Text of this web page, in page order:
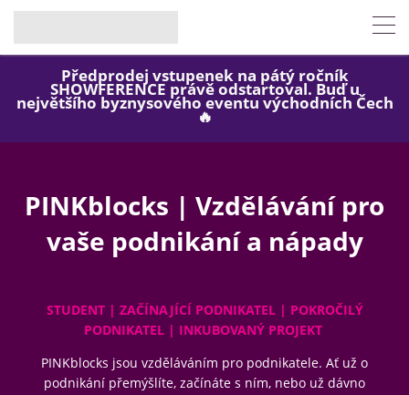
Předprodej vstupenek na pátý ročník
SHOWFERENCE právě odstartoval. Buď u
největšího byznysového eventu východních Čech
🔥
PINKblocks | Vzdělávání pro
vaše podnikání a nápady
STUDENT | ZAČÍNAJÍCÍ PODNIKATEL | POKROČILÝ
PODNIKATEL | INKUBOVANÝ PROJEKT
PINKblocks jsou vzděláváním pro podnikatele. Ať už o
podnikání přemýšlíte, začínáte s ním, nebo už dávno